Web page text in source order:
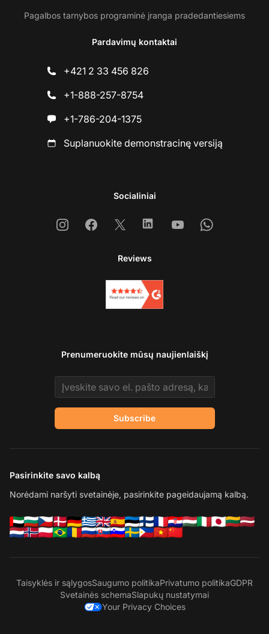
Pagalbos tarnybos programinė įranga pradedantiesiems
Pardavimų kontaktai
+421 2 33 456 826
+1-888-257-8754
+1-786-204-1375
Suplanuokite demonstracinę versiją
Socialiniai
InstagramFacebook
X LinkedinYoutubeWhatsapp
Reviews
Prenumeruokite mūsų naujienlaiškį
Email address
Subscribe
Pasirinkite savo kalbą
Norėdami naršyti svetainėje, pasirinkite pageidaujamą kalbą.
Taisyklės ir sąlygosSaugumo politikaPrivatumo politikaGDPR
Svetainės schemaSlapukų nustatymai
Your Privacy Choices